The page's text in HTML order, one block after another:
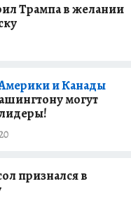
Трампа в желании
и Канады
могут
признался в